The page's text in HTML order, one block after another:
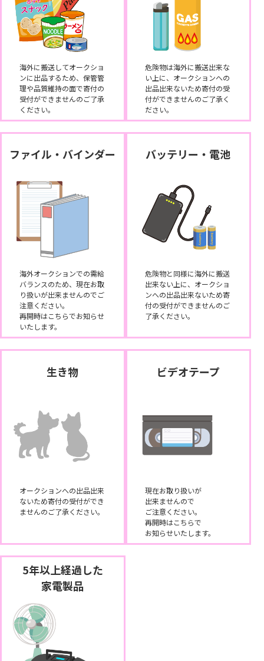
海外に搬送してオークショ
ンに出品するため、保管管
理や品質維持の面で寄付の
受付ができませんのご了承
ください。
危険物は海外に搬送出来な
い上に、オークションへの
出品出来ないため寄付の受
付ができませんのご了承く
ださい。
ファイル・バインダー
海外オークションでの需給
バランスのため、現在お取
り扱いが出来ませんのでご
注意ください。
再開時はこちらでお知らせ
いたします。
バッテリー・電池
危険物と同様に海外に搬送
出来ない上に、オークショ
ンへの出品出来ないため寄
付の受付ができませんのご
了承ください。
生き物
オークションへの出品出来
ないため寄付の受付ができ
ませんのご了承ください。
ビデオテープ
現在お取り扱いが
出来ませんので
ご注意ください。
再開時はこちらで
お知らせいたします。
5年以上経過した
家電製品